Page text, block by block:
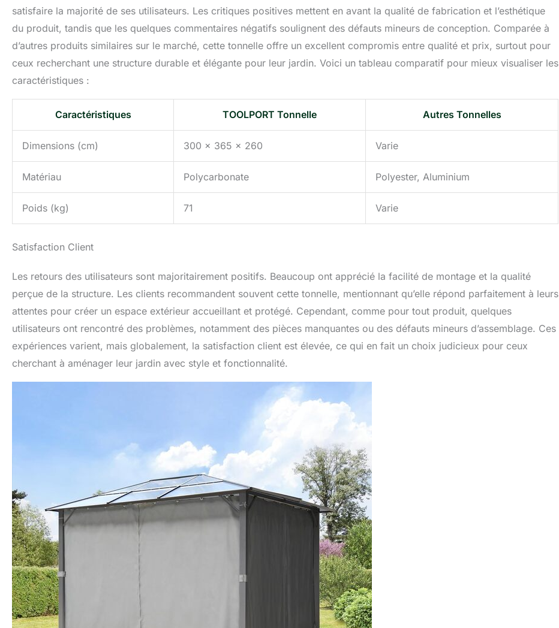
satisfaire la majorité de ses utilisateurs. Les critiques positives mettent en avant la qualité de fabrication et l’esthétique
du produit, tandis que les quelques commentaires négatifs soulignent des défauts mineurs de conception. Comparée à
d’autres produits similaires sur le marché, cette tonnelle offre un excellent compromis entre qualité et prix, surtout pour
ceux recherchant une structure durable et élégante pour leur jardin. Voici un tableau comparatif pour mieux visualiser les
caractéristiques :
Caractéristiques TOOLPORT Tonnelle Autres Tonnelles
Dimensions (cm) 300 x 365 x 260 Varie
Matériau Polycarbonate Polyester, Aluminium
Poids (kg) 71 Varie
Satisfaction Client
Les retours des utilisateurs sont majoritairement positifs. Beaucoup ont apprécié la facilité de montage et la qualité
perçue de la structure. Les clients recommandent souvent cette tonnelle, mentionnant qu’elle répond parfaitement à leurs
attentes pour créer un espace extérieur accueillant et protégé. Cependant, comme pour tout produit, quelques
utilisateurs ont rencontré des problèmes, notamment des pièces manquantes ou des défauts mineurs d’assemblage. Ces
expériences varient, mais globalement, la satisfaction client est élevée, ce qui en fait un choix judicieux pour ceux
cherchant à aménager leur jardin avec style et fonctionnalité.